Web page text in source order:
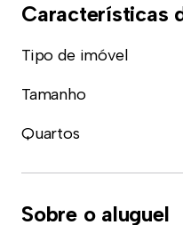
Características
Tipo de imóvel
Tamanho
Quartos
Sobre o aluguel